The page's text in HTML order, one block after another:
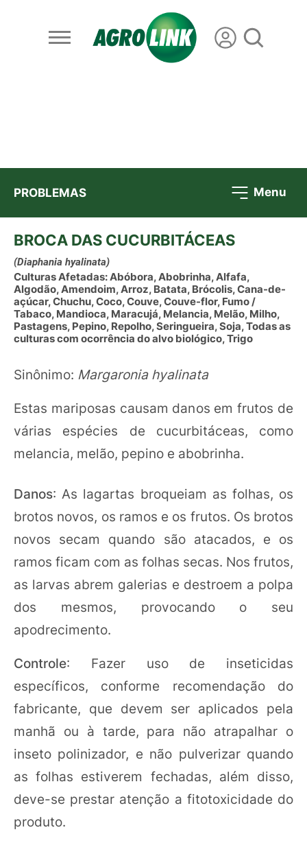
PROBLEMAS Menu
BROCA DAS CUCURBITÁCEAS
(Diaphania hyalinata)
Culturas Afetadas: Abóbora, Abobrinha, Alfafa,
Algodão, Amendoim, Arroz, Batata, Brócolis, Cana-de-
açúcar, Chuchu, Coco, Couve, Couve-flor, Fumo /
Tabaco, Mandioca, Maracujá, Melancia, Melão, Milho,
Pastagens, Pepino, Repolho, Seringueira, Soja, Todas as
culturas com ocorrência do alvo biológico, Trigo
Sinônimo: Margaronia hyalinata
Estas mariposas causam danos em frutos de
várias espécies de cucurbitáceas, como
melancia, melão, pepino e abobrinha.
Danos: As lagartas broqueiam as folhas, os
brotos novos, os ramos e os frutos. Os brotos
novos secam quando são atacados, e os
ramos ficam com as folhas secas. Nos frutos,
as larvas abrem galerias e destroem a polpa
dos mesmos, provocando o seu
apodrecimento.
Controle: Fazer uso de inseticidas
específicos, conforme recomendação do
fabricante, que devem ser aplicados pela
manhã ou à tarde, para não atrapalhar o
inseto polinizador, e não pulverizar quando
as folhas estiverem fechadas, além disso,
deve-se prestar atenção a fitotoxicidade do
produto.